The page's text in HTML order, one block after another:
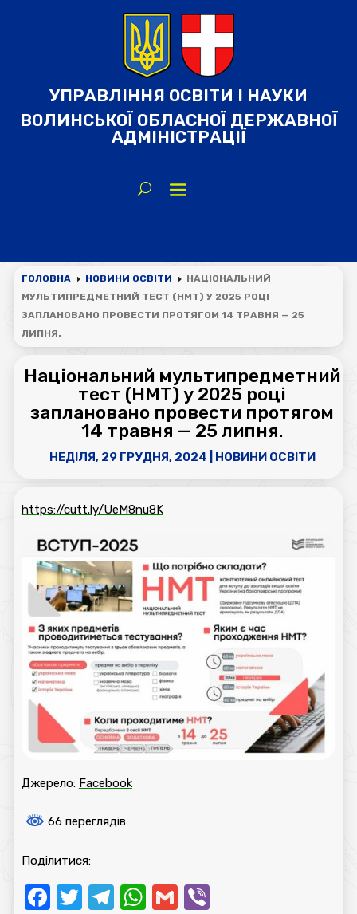
УПРАВЛІННЯ ОСВІТИ І НАУКИ
ВОЛИНСЬКОЇ ОБЛАСНОЇ ДЕРЖАВНОЇ
АДМІНІСТРАЦІЇ
ГОЛОВНА E НОВИНИ ОСВІТИ E НАЦІОНАЛЬНИЙ
МУЛЬТИПРЕДМЕТНИЙ ТЕСТ (НМТ) У 2025 РОЦІ
ЗАПЛАНОВАНО ПРОВЕСТИ ПРОТЯГОМ 14 ТРАВНЯ — 25
ЛИПНЯ.
Національний мультипредметний
тест (НМТ) у 2025 році
заплановано провести протягом
14 травня — 25 липня.
НЕДІЛЯ, 29 ГРУДНЯ, 2024 НОВИНИ ОСВІТИ
https://cutt.ly/UeM8nu8K
Джерело: Facebook
66 переглядів
Поділитися:
Facebook
Twitter
Telegram
WhatsApp
GmailViber